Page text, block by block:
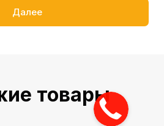
Далее
товары